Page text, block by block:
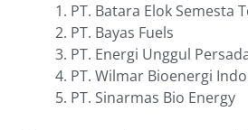
PT. Batara Elok Semesta
PT. Bayas Fuels
PT. Energi Unggul
PT. Wilmar Bioenergi
PT. Sinarmas Bio Energy